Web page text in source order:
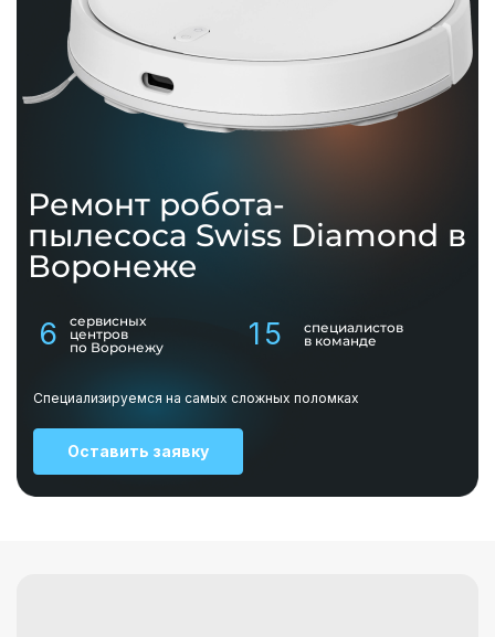
Ремонт робота-
пылесоса Swiss Diamond в
Воронеже
6
сервисных
центров
по Воронежу
15
специалистов
в команде
Специализируемся на самых сложных поломках
Оставить заявку